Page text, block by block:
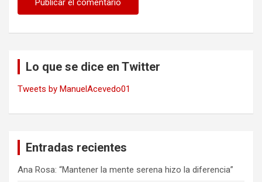
Lo que se dice en Twitter
Tweets by ManuelAcevedo01
Entradas recientes
Ana Rosa: “Mantener la mente serena hizo la diferencia”